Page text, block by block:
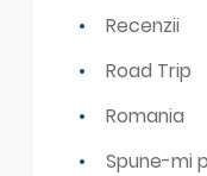
Recenzii
Road Trip
Romania
Spune-mi